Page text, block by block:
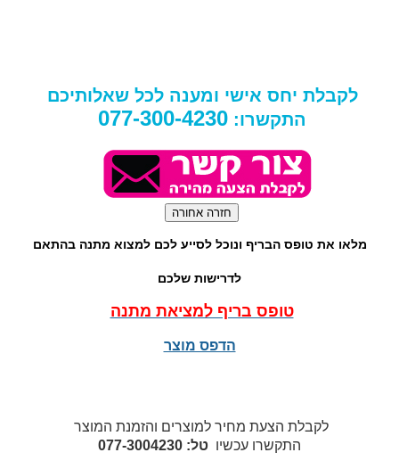
לקבלת יחס אישי ומענה לכל שאלותיכם
התקשרו: 077-300-4230
מלאו את טופס הבריף ונוכל לסייע לכם למצוא מתנה בהתאם
לדרישות שלכם
טופס בריף למציאת מתנה
הדפס מוצר
לקבלת הצעת מחיר למוצרים והזמנת המוצר
התקשרו עכשיו טל: 077-3004230